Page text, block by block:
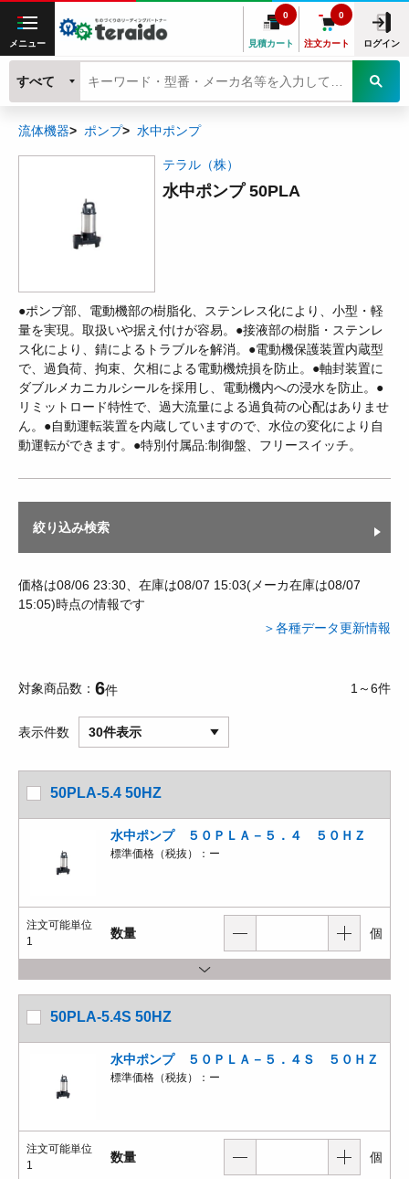
メニュー 見積カート
0
注文カート
0
ログイン
すべて
流体機器 ポンプ 水中ポンプ
テラル（株）
水中ポンプ 50PLA
●ポンプ部、電動機部の樹脂化、ステンレス化により、小型・軽
量を実現。取扱いや据え付けが容易。●接液部の樹脂・ステンレ
ス化により、錆によるトラブルを解消。●電動機保護装置内蔵型
で、過負荷、拘束、欠相による電動機焼損を防止。●軸封装置に
ダブルメカニカルシールを採用し、電動機内への浸水を防止。●
リミットロード特性で、過大流量による過負荷の心配はありませ
ん。●自動運転装置を内蔵していますので、水位の変化により自
動運転ができます。●特別付属品:制御盤、フリースイッチ。
絞り込み検索
価格は08/06 23:30、在庫は08/07 15:03(メーカ在庫は08/07
15:05)時点の情報です
＞各種データ更新情報
対象商品数 6件 1～6件
表示件数 30件表示
50PLA-5.4 50HZ
水中ポンプ ５０ＰＬＡ－５．４ ５０ＨＺ
標準価格（税抜）： ー
注文可能単位
1
数量 個
50PLA-5.4S 50HZ
水中ポンプ ５０ＰＬＡ－５．４Ｓ ５０ＨＺ
標準価格（税抜）： ー
注文可能単位
1
数量 個